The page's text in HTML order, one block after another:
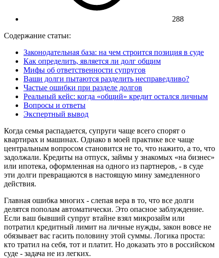
288
Содержание статьи:
Законодательная база: на чем строится позиция в суде
Как определить, является ли долг общим
Мифы об ответственности супругов
Ваши долги пытаются разделить несправедливо?
Частые ошибки при разделе долгов
Реальный кейс: когда «общий» кредит остался личным
Вопросы и ответы
Экспертный вывод
Когда семья распадается, супруги чаще всего спорят о
квартирах и машинах. Однако в моей практике все чаще
центральным вопросом становится не то, что нажито, а то, что
задолжали. Кредиты на отпуск, займы у знакомых «на бизнес»
или ипотека, оформленная на одного из партнеров, - в суде
эти долги превращаются в настоящую мину замедленного
действия.
Главная ошибка многих - слепая вера в то, что все долги
делятся пополам автоматически. Это опасное заблуждение.
Если ваш бывший супруг втайне взял микрозайм или
потратил кредитный лимит на личные нужды, закон вовсе не
обязывает вас гасить половину этой суммы. Логика проста:
кто тратил на себя, тот и платит. Но доказать это в российском
суде - задача не из легких.